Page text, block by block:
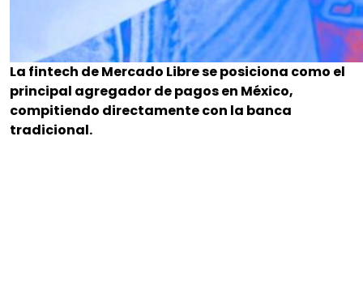
La fintech de Mercado Libre se posiciona como el
principal agregador de pagos en México,
compitiendo directamente con la banca
tradicional.